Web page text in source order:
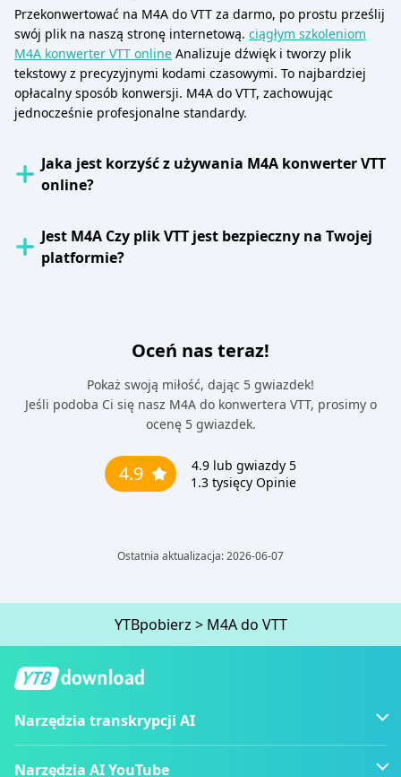
Przekonwertować na M4A do VTT za darmo, po prostu prześlij
swój plik na naszą stronę internetową. ciągłym szkoleniom
M4A konwerter VTT online Analizuje dźwięk i tworzy plik
tekstowy z precyzyjnymi kodami czasowymi. To najbardziej
opłacalny sposób konwersji. M4A do VTT, zachowując
jednocześnie profesjonalne standardy.
Jaka jest korzyść z używania M4A konwerter VTT
online?
Jest M4A Czy plik VTT jest bezpieczny na Twojej
platformie?
Oceń nas teraz!
Pokaż swoją miłość, dając 5 gwiazdek!
Jeśli podoba Ci się nasz M4A do konwertera VTT, prosimy o
ocenę 5 gwiazdek.
4.9 4.9lub gwiazdy 5
1.3 tysięcy Opinie
Ostatnia aktualizacja: 2026-06-07
YTBpobierz > M4A do VTT
Narzędzia transkrypcji AI
Narzędzia AI YouTube